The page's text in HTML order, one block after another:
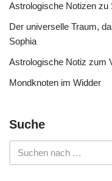
Astrologische Notizen zu
Der universelle Traum,
Sophia
Astrologische Notiz zum
Mondknoten im Widder
Suche